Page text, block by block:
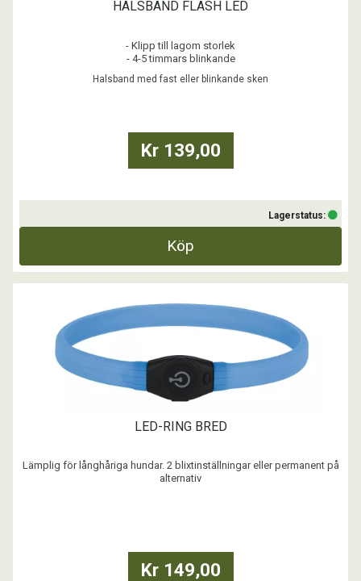
HALSBAND FLASH LED
- Klipp till lagom storlek
- 4-5 timmars blinkande
- Vattentätt
Halsband med fast eller blinkande sken
Kr 139,00
Lagerstatus:
Köp
LED-RING BRED
Lämplig för långhåriga hundar. 2 blixtinställningar eller permanent på
alternativ
Kr 149,00